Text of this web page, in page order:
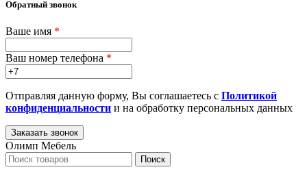
Обратный звонок
Ваше имя *
Ваш номер телефона *
Отправляя данную форму, Вы соглашаетесь с Политикой
конфиденциальности и на обработку персональных данных
Олимп Мебель
Поиск